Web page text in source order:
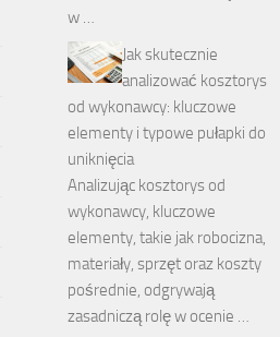
w …
Jak skutecznie
analizować kosztorys
od wykonawcy: kluczowe
elementy i typowe pułapki do
uniknięcia
Analizując kosztorys od
wykonawcy, kluczowe
elementy, takie jak robocizna,
materiały, sprzęt oraz koszty
pośrednie, odgrywają
zasadniczą rolę w ocenie …